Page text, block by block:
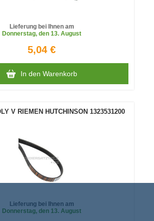
Lieferung bei Ihnen am
Donnerstag, den 13. August
5,04 €
In den Warenkorb
V RIEMEN HUTCHINSON 1323531200
Lieferung bei Ihnen am
Donnerstag, den 13. August